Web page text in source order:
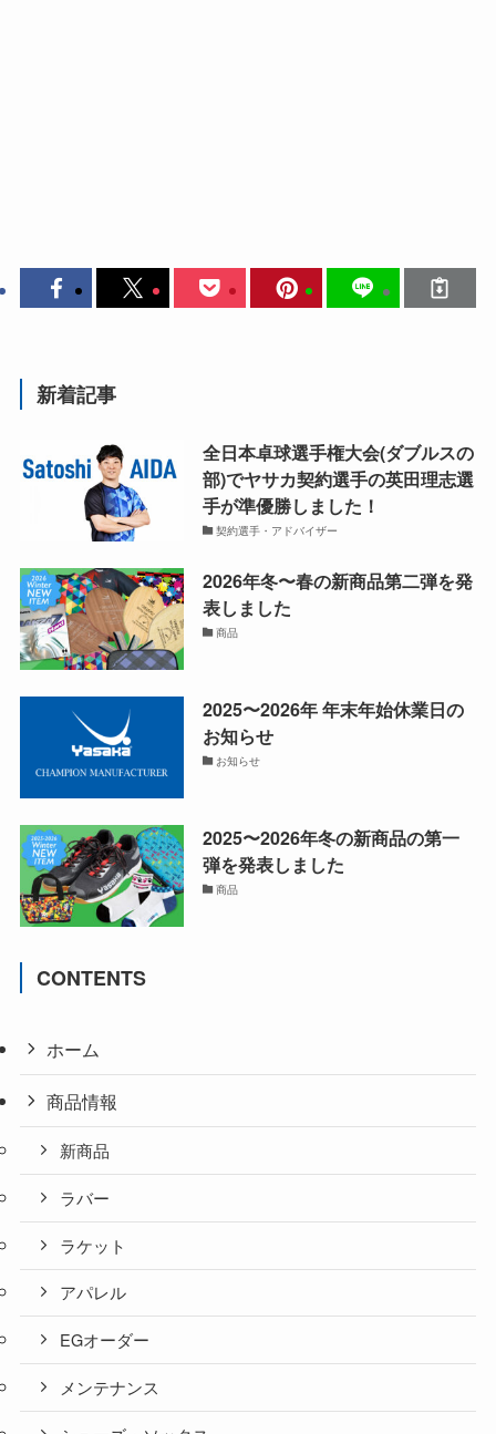
新着記事
全日本卓球選手権大会(ダブルスの
部)でヤサカ契約選手の英田理志選
手が準優勝しました！
契約選手・アドバイザー
2026年冬〜春の新商品第二弾を発
表しました
商品
2025〜2026年 年末年始休業日の
お知らせ
お知らせ
2025〜2026年冬の新商品の第一
弾を発表しました
商品
CONTENTS
ホーム
商品情報
新商品
ラバー
ラケット
アパレル
EGオーダー
メンテナンス